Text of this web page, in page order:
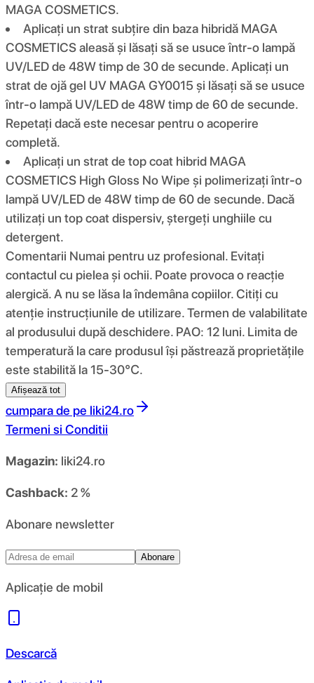
MAGA COSMETICS.
Aplicați un strat subțire din baza hibridă MAGA
COSMETICS aleasă și lăsați să se usuce într-o lampă
UV/LED de 48W timp de 30 de secunde. Aplicați un
strat de ojă gel UV MAGA GY0015 și lăsați să se usuce
într-o lampă UV/LED de 48W timp de 60 de secunde.
Repetați dacă este necesar pentru o acoperire
completă.
Aplicați un strat de top coat hibrid MAGA
COSMETICS High Gloss No Wipe și polimerizați într-o
lampă UV/LED de 48W timp de 60 de secunde. Dacă
utilizați un top coat dispersiv, ștergeți unghiile cu
detergent.
Comentarii Numai pentru uz profesional. Evitați
contactul cu pielea și ochii. Poate provoca o reacție
alergică. A nu se lăsa la îndemâna copiilor. Citiți cu
atenție instrucțiunile de utilizare. Termen de valabilitate
al produsului după deschidere. PAO: 12 luni. Limita de
temperatură la care produsul își păstrează proprietățile
este stabilită la 15-30℃.
Afișează tot
cumpara de pe liki24.ro
Termeni si Conditii
Magazin: liki24.ro
Cashback: 2 %
Abonare newsletter
Abonare
Aplicație de mobil
Descarcă